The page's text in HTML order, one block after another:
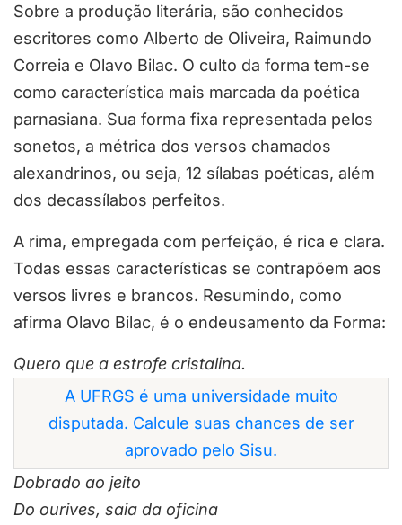
Sobre a produção literária, são conhecidos
escritores como Alberto de Oliveira, Raimundo
Correia e Olavo Bilac. O culto da forma tem-se
como característica mais marcada da poética
parnasiana. Sua forma fixa representada pelos
sonetos, a métrica dos versos chamados
alexandrinos, ou seja, 12 sílabas poéticas, além
dos decassílabos perfeitos.
A rima, empregada com perfeição, é rica e clara.
Todas essas características se contrapõem aos
versos livres e brancos. Resumindo, como
afirma Olavo Bilac, é o endeusamento da Forma:
Quero que a estrofe cristalina.
A UFRGS é uma universidade muito
disputada. Calcule suas chances de ser
aprovado pelo Sisu.
Dobrado ao jeito
Do ourives, saia da oficina